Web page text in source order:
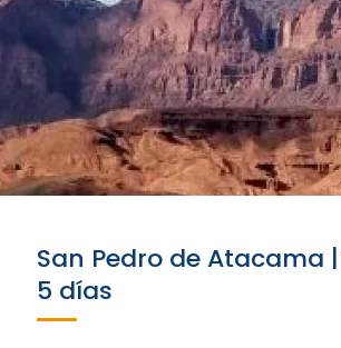
San Pedro de Atacama
5 días